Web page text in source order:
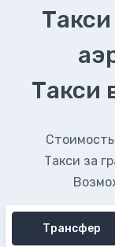
Такси
Такси за
Трансфер